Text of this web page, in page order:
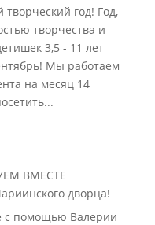
год! Год,
творчества и
3,5 - 11 лет
Мы работаем
на месяц 14
ВМЕСТЕ
дворца!
с помощью Валерии